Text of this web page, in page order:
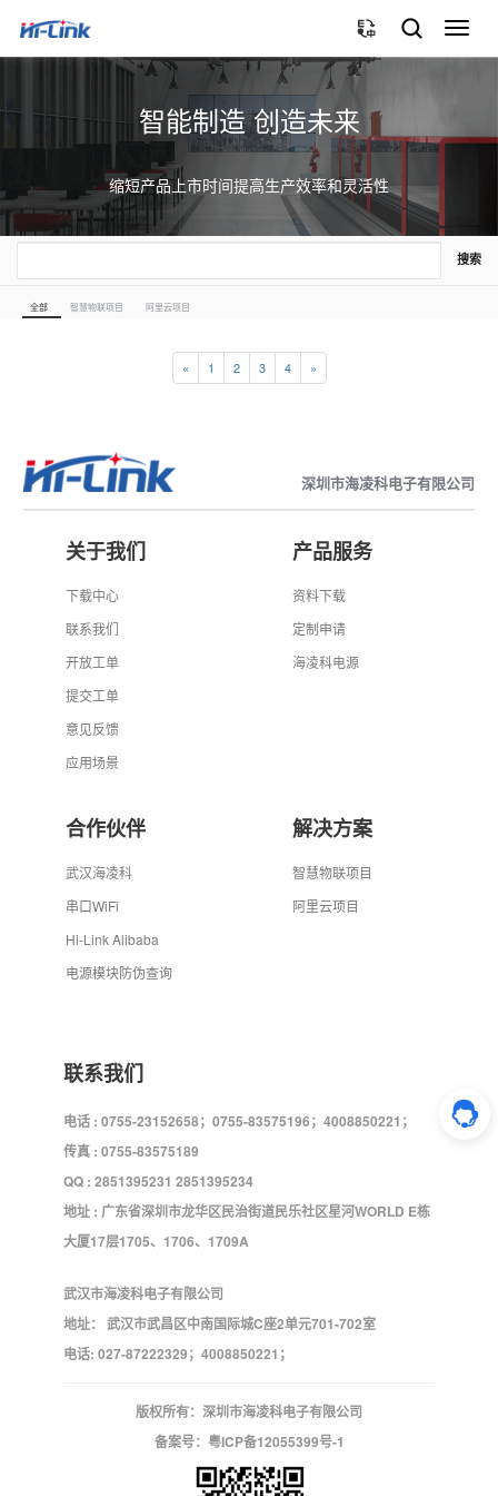
切
换
智能制造 创造未来
缩短产品上市时间提高生产效率和灵活性
搜索
全部 智慧物联项目 阿里云项目
« 1 2 3 4 »
深圳市海凌科电子有限公司
关于我们
下载中心
联系我们
开放工单
提交工单
意见反馈
应用场景
产品服务
资料下载
定制申请
海凌科电源
合作伙伴
武汉海凌科
串口WiFi
Hi-Link Alibaba
电源模块防伪查询
解决方案
智慧物联项目
阿里云项目
联系我们
电话 : 0755-23152658；0755-83575196；4008850221；
传真 : 0755-83575189
QQ : 2851395231 2851395234
地址 : 广东省深圳市龙华区民治街道民乐社区星河WORLD E栋
大厦17层1705、1706、1709A
武汉市海凌科电子有限公司
地址： 武汉市武昌区中南国际城C座2单元701-702室
电话: 027-87222329；4008850221；
版权所有：深圳市海凌科电子有限公司
备案号： 粤ICP备12055399号-1